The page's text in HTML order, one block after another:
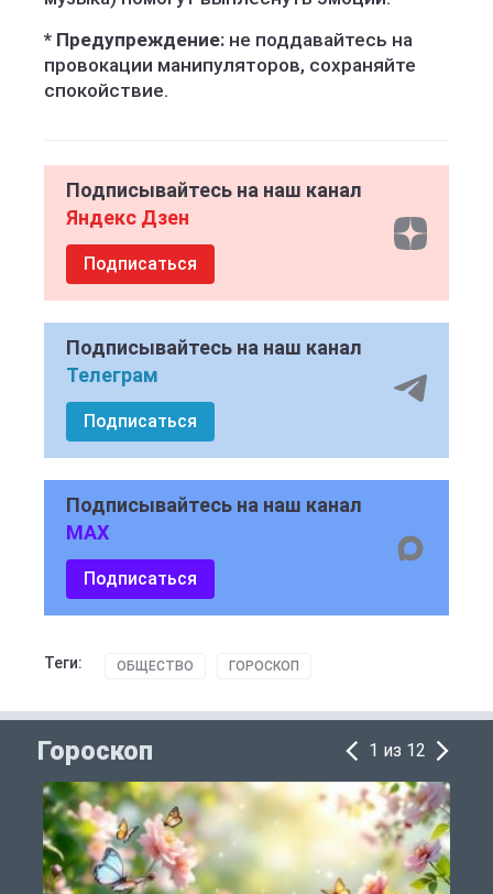
* Предупреждение: не поддавайтесь на
провокации манипуляторов, сохраняйте
спокойствие.
Подписывайтесь на наш канал
Яндекс Дзен
Подписаться
Подписывайтесь на наш канал
Телеграм
Подписаться
Подписывайтесь на наш канал
MAX
Подписаться
Теги: ОБЩЕСТВО ГОРОСКОП
Гороскоп 1 из 12